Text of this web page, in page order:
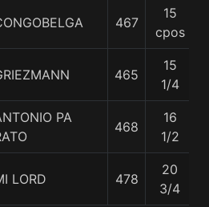
467
15
cpos
465
15
1/4
PA
468
16
1/2
LORD 478
20
3/4